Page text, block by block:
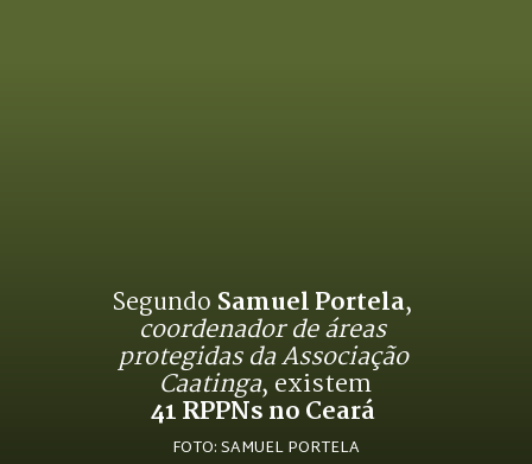
Segundo Samuel Portela
coordenador de áreas
protegidas da Associação
Caatinga, existem
41 RPPNs no Ceará
FOTO: SAMUEL PORTELA